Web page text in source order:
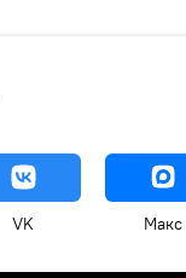
VK Макс